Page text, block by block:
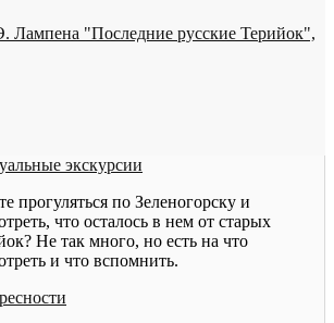
Лампена "Последние русские Терийок",
экскурсии
прогуляться по Зеленогорску и
что осталось в нем от старых
Не так много, но есть на что
и что вспомнить.